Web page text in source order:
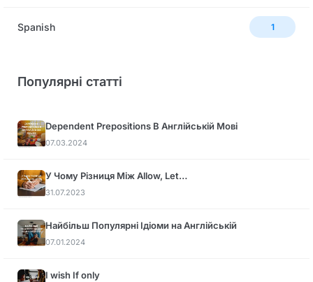
Spanish 1
Популярні статті
Dependent Prepositions В Англійській Мові
07.03.2024
У Чому Різниця Між Allow, Let…
31.07.2023
Найбільш Популярні Ідіоми на Англійській
07.01.2024
I wish If only